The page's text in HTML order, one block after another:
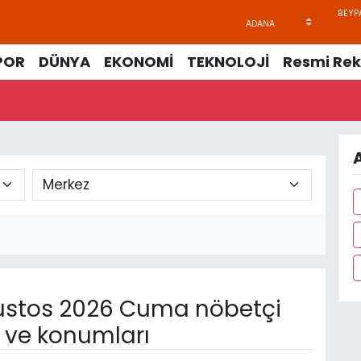
DÜNYA EKONOMİ TEKNOLOJİ Resmi
2026 Cuma nöbetçi
konumları